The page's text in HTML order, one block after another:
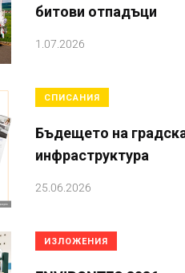
битови отпадъци
1.07.2026
СПИСАНИЯ
Бъдещето на
инфраструктура
25.06.2026
ИЗЛОЖЕНИЯ